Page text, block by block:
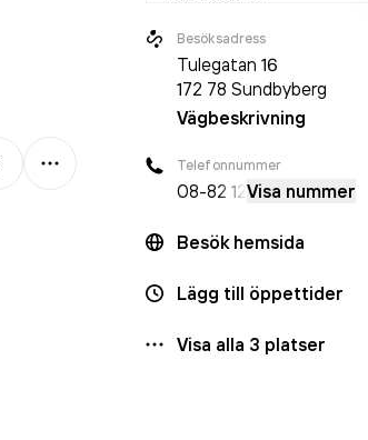
Mer
Besöksadress
Tulegatan 16
172 78 Sundbyberg
Vägbeskrivning
Telefonnummer
08-82 12Visa nummer
Besök hemsida
Lägg till öppettider
Visa alla 3 platser